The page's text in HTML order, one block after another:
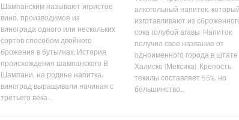
Шампанским называют игристое
вино, производимое из
винограда одного или нескольких
сортов способом двойного
брожения в бутылках. История
происхождения шампанского В
Шампани, на родине напитка,
виноград выращивали начиная с
третьего века....
алкогольный напиток, который
изготавливают из
сока голубой агавы. Напиток
получил свое название от
одноименного города в штате
Халиско (Мексика). Крепость
текилы составляет 55%, но
большинство...